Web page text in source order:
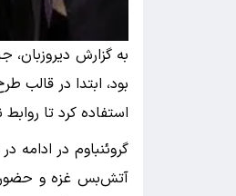
به گزارش
بود، ابتدا در
استفاده کرد تا
گروئنباوم در
آتش‌بس غزه و حضور